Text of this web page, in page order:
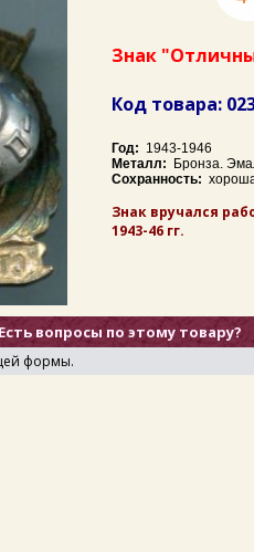
Знак
Код товара:
Год: 1943-1946
Металл: Бронза.
Сохранность:
Знак вручался
1943-46 гг.
Есть вопросы по этому товару?
формы.